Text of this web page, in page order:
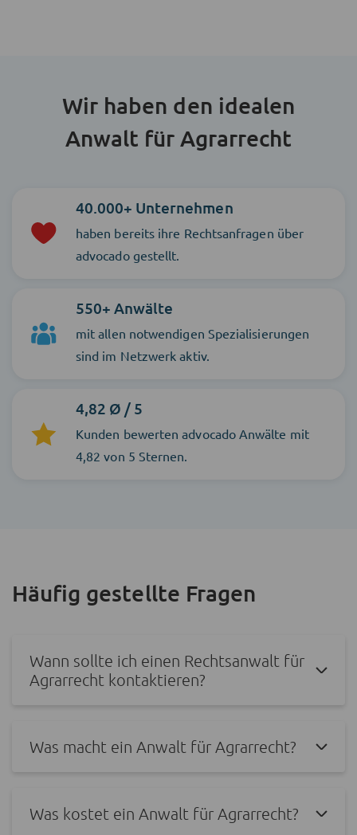
Wir haben den idealen
Anwalt für Agrarrecht
40.000+ Unternehmen
haben bereits ihre Rechtsanfragen über
advocado gestellt.
550+ Anwälte
mit allen notwendigen Spezialisierungen
sind im Netzwerk aktiv.
4,82 Ø / 5
Kunden bewerten advocado Anwälte mit
4,82 von 5 Sternen.
Häufig gestellte Fragen
Wann sollte ich einen Rechtsanwalt für
Agrarrecht kontaktieren?
Was macht ein Anwalt für Agrarrecht?
Was kostet ein Anwalt für Agrarrecht?